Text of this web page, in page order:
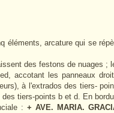
éléments, arcature qui se
des festons de nuages ;
accotant les panneaux
à l'extrados des tiers-
tiers-points b et d. En
: + AVE. MARIA.